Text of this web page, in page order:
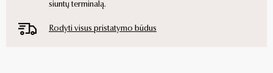
siuntų terminalą.
Rodyti visus pristatymo būdus